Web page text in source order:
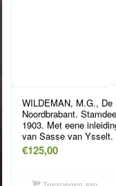
WILDEMAN, M.G., De
Noordbrabant.
1903. Met eene
van Sasse van Ysselt.
€125,00